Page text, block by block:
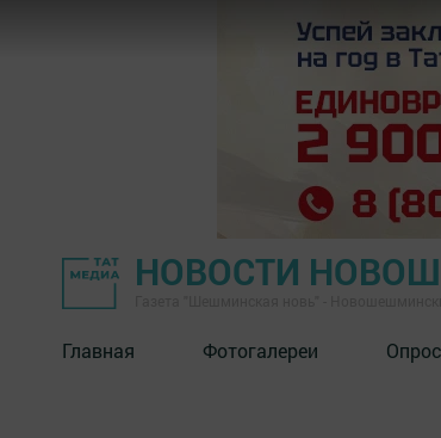
НОВОСТИ
Главная Фотогалереи